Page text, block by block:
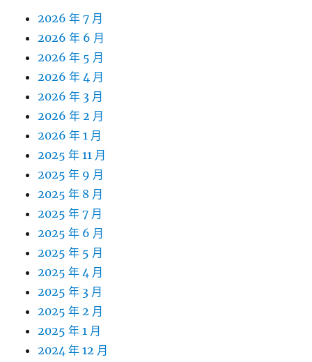
2026 年 7 月
2026 年 6 月
2026 年 5 月
2026 年 4 月
2026 年 3 月
2026 年 2 月
2026 年 1 月
2025 年 11 月
2025 年 9 月
2025 年 8 月
2025 年 7 月
2025 年 6 月
2025 年 5 月
2025 年 4 月
2025 年 3 月
2025 年 2 月
2025 年 1 月
2024 年 12 月